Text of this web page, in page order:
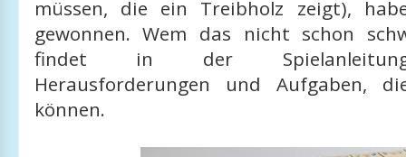
müssen, die ein Treibholz zeigt),
gewonnen. Wem das nicht schon
findet in der
Herausforderungen und Aufgaben,
können.